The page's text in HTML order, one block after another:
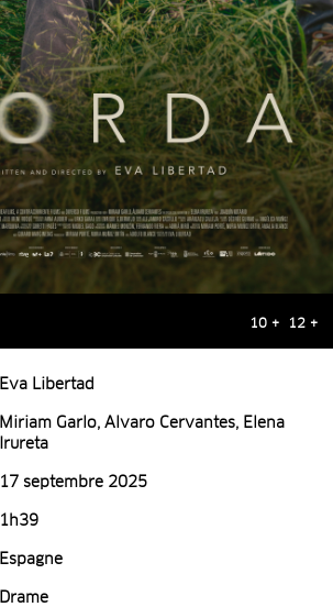
10 + 12 +
Eva Libertad
Miriam Garlo, Alvaro Cervantes, Elena
Irureta
17 septembre 2025
1h39
Espagne
Drame